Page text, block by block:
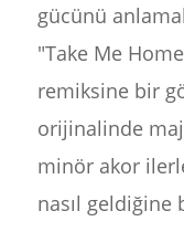
gücünü
"Take Me
remiksine bir
orijinalinde
minör akor
nasıl geldiğine